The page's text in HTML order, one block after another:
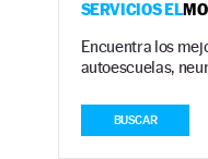
SERVICIOS EL
Encuentra los
autoescuelas,
BUSCAR